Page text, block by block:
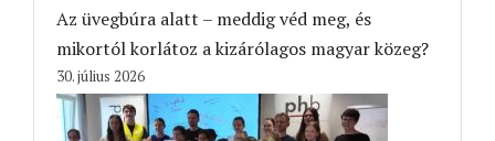
Az üvegbúra alatt – meddig véd meg, és
mikortól korlátoz a kizárólagos magyar közeg?
30. július 2026